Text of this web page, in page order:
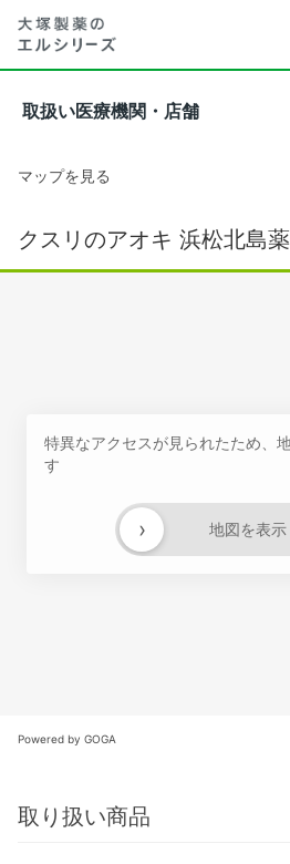
取扱い医療機関・店舗
マップを見る
クスリのアオキ 浜松北島
特異なアクセスが見られたため、
す
地図を表示
›
Powered by GOGA
取り扱い商品